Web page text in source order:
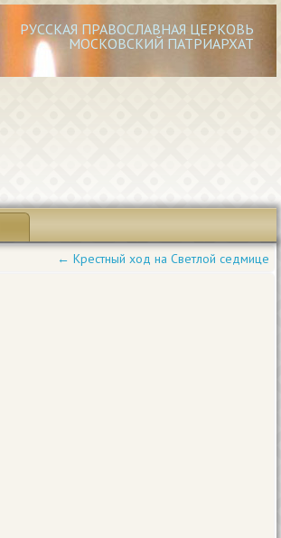
РУССКАЯ ПРАВОСЛАВНАЯ ЦЕРКОВЬ
МОСКОВСКИЙ ПАТРИАРХАТ
← Крестный ход на Светлой седмице